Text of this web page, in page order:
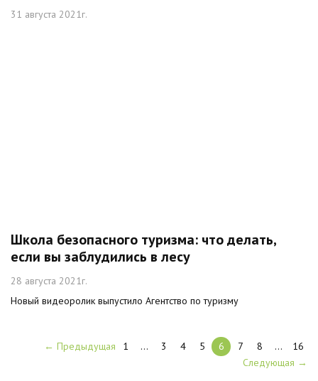
31 августа 2021г.
Школа безопасного туризма: что делать,
если вы заблудились в лесу
28 августа 2021г.
Новый видеоролик выпустило Агентство по туризму
← Предыдущая 1 … 3 4 5 6 7 8 …
16
Следующая →